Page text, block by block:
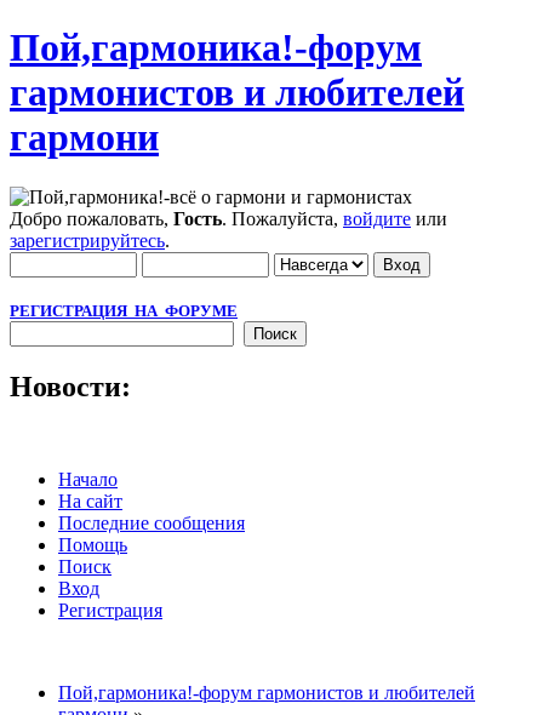
Пой,гармоника!-форум
гармонистов и любителей
гармони
Добро пожаловать, Гость. Пожалуйста, войдите или
зарегистрируйтесь.
РЕГИСТРАЦИЯ НА ФОРУМЕ
Новости:
Начало
На сайт
Последние сообщения
Помощь
Поиск
Вход
Регистрация
Пой,гармоника!-форум гармонистов и любителей